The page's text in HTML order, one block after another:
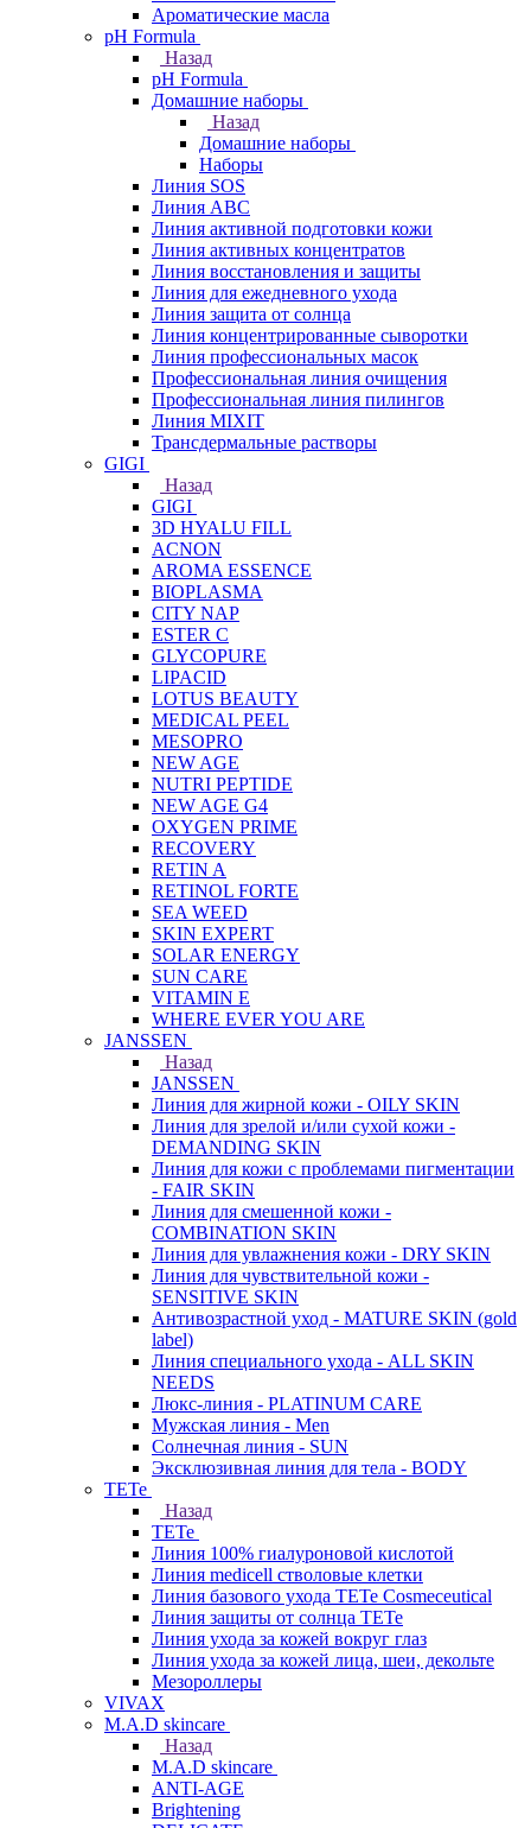
Ароматические масла
pH Formula
Назад
pH Formula
Домашние наборы
Назад
Домашние наборы
Наборы
Линия SOS
Линия АВС
Линия активной подготовки кожи
Линия активных концентратов
Линия восстановления и защиты
Линия для ежедневного ухода
Линия защита от солнца
Линия концентрированные сыворотки
Линия профессиональных масок
Профессиональная линия очищения
Профессиональная линия пилингов
Линия MIXIT
Трансдермальные растворы
GIGI
Назад
GIGI
3D HYALU FILL
ACNON
AROMA ESSENCE
BIOPLASMA
CITY NAP
ESTER C
GLYCOPURE
LIPACID
LOTUS BEAUTY
MEDICAL PEEL
MESOPRO
NEW AGE
NUTRI PEPTIDE
NEW AGE G4
OXYGEN PRIME
RECOVERY
RETIN A
RETINOL FORTE
SEA WEED
SKIN EXPERT
SOLAR ENERGY
SUN CARE
VITAMIN E
WHERE EVER YOU ARE
JANSSEN
Назад
JANSSEN
Линия для жирной кожи - OILY SKIN
Линия для зрелой и/или сухой кожи -
DEMANDING SKIN
Линия для кожи с проблемами пигментации
- FAIR SKIN
Линия для смешенной кожи -
COMBINATION SKIN
Линия для увлажнения кожи - DRY SKIN
Линия для чувствительной кожи -
SENSITIVE SKIN
Антивозрастной уход - MATURE SKIN (gold
label)
Линия специального ухода - ALL SKIN
NEEDS
Люкс-линия - PLATINUM CARE
Мужская линия - Men
Солнечная линия - SUN
Эксклюзивная линия для тела - BODY
TETe
Назад
TETe
Линия 100% гиалуроновой кислотой
Линия medicell стволовые клетки
Линия базового ухода TETe Cosmeceutical
Линия защиты от солнца TETe
Линия ухода за кожей вокруг глаз
Линия ухода за кожей лица, шеи, декольте
Мезороллеры
VIVAX
M.A.D skincare
Назад
M.A.D skincare
ANTI-AGE
Brightening